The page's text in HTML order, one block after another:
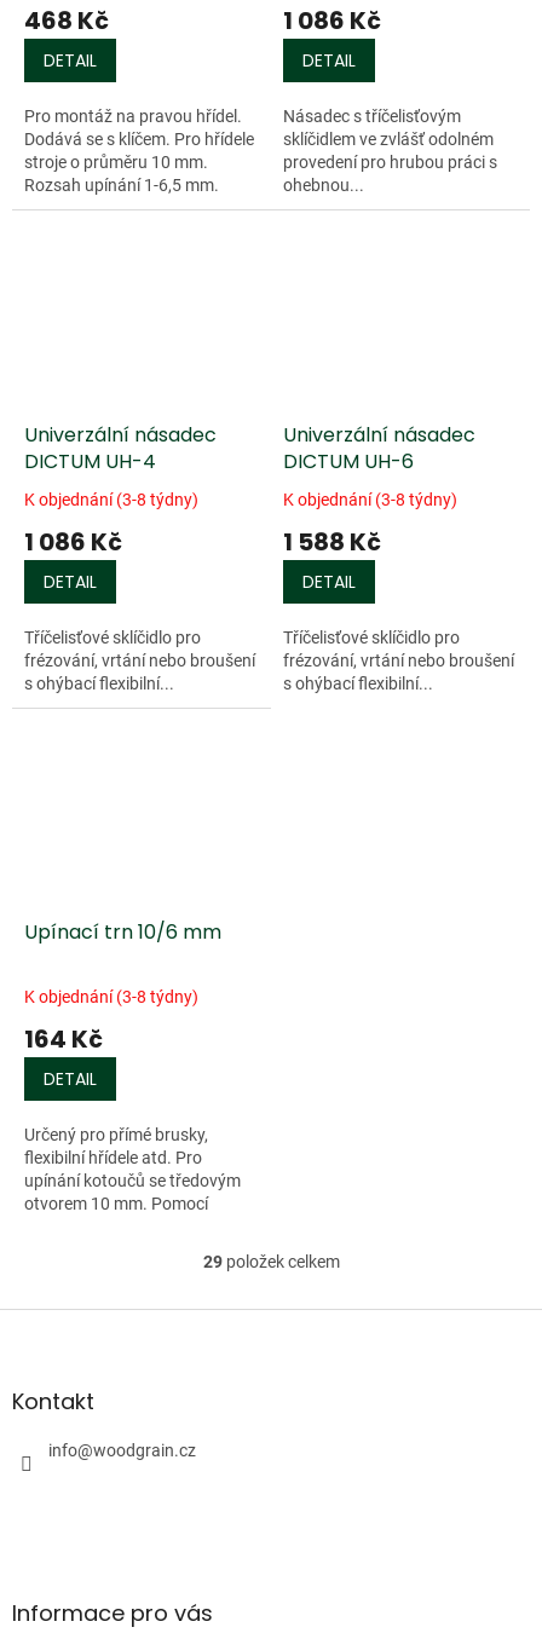
468 Kč
DETAIL
Pro montáž na pravou hřídel.
Dodává se s klíčem. Pro hřídele
stroje o průměru 10 mm.
Rozsah upínání 1-6,5 mm.
1 086 Kč
DETAIL
Násadec s tříčelisťovým
sklíčidlem ve zvlášť odolném
provedení pro hrubou práci s
ohebnou...
Univerzální násadec
DICTUM UH-4
K objednání (3-8 týdny)
1 086 Kč
DETAIL
Tříčelisťové sklíčidlo pro
frézování, vrtání nebo broušení
s ohýbací flexibilní...
Univerzální násadec
DICTUM UH-6
K objednání (3-8 týdny)
1 588 Kč
DETAIL
Tříčelisťové sklíčidlo pro
frézování, vrtání nebo broušení
s ohýbací flexibilní...
Upínací trn 10/6 mm
K objednání (3-8 týdny)
164 Kč
DETAIL
Určený pro přímé brusky,
flexibilní hřídele atd. Pro
upínání kotoučů se tředovým
otvorem 10 mm. Pomocí
O
l
29položek celkem
Z
aKontakt
info@woodgrain.cz
Informace pro vás